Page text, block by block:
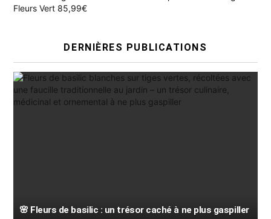
Fleurs Vert 85,99€
DERNIÈRES PUBLICATIONS
🌸 Fleurs de basilic : un trésor caché à ne plus gaspiller